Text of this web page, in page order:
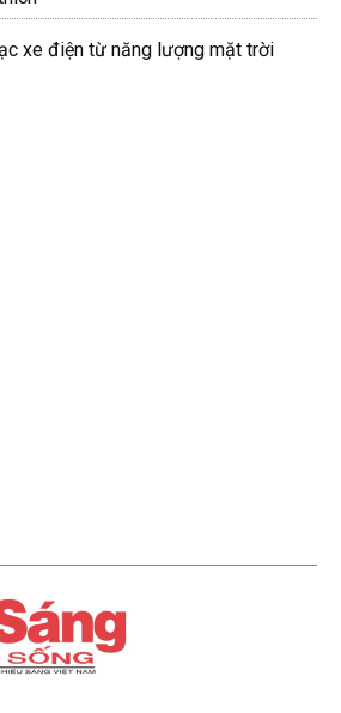
xe điện từ năng lượng mặt trời